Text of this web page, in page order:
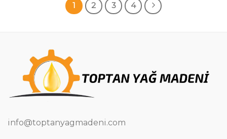
1 2 3 4
info@toptanyagmadeni.com